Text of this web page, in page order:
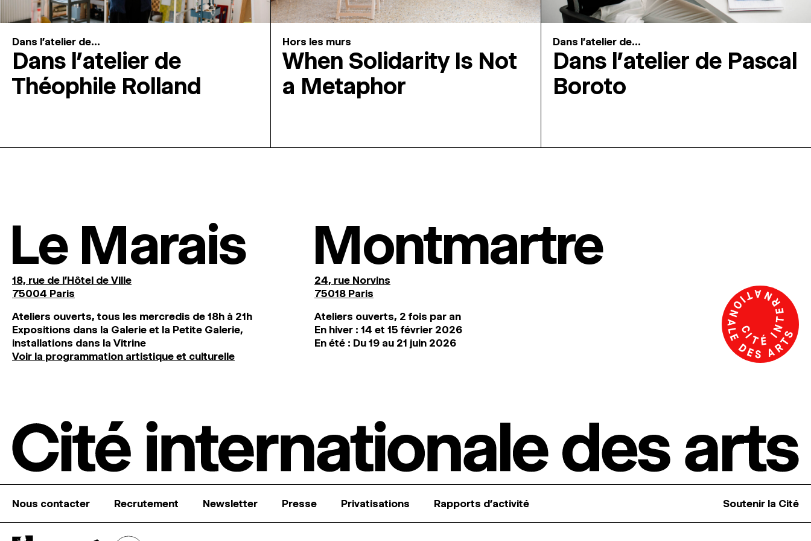
Dans l'atelier de...
Dans l’atelier de
Théophile Rolland
Hors les murs
When Solidarity Is Not
a Metaphor
Dans l'atelier de...
Dans l’atelier de Pascal
Boroto
Le Marais
18, rue de l'Hôtel de Ville
75004 Paris
Ateliers ouverts, tous les mercredis de 18h à 21h
Expositions dans la Galerie et la Petite Galerie,
installations dans la Vitrine
Voir la programmation artistique et culturelle
Montmartre
24, rue Norvins
75018 Paris
Ateliers ouverts, 2 fois par an
En hiver : 14 et 15 février 2026
En été : Du 19 au 21 juin 2026
Nous contacter Recrutement Newsletter Presse Privatisations Rapports d’activité Soutenir la Cité